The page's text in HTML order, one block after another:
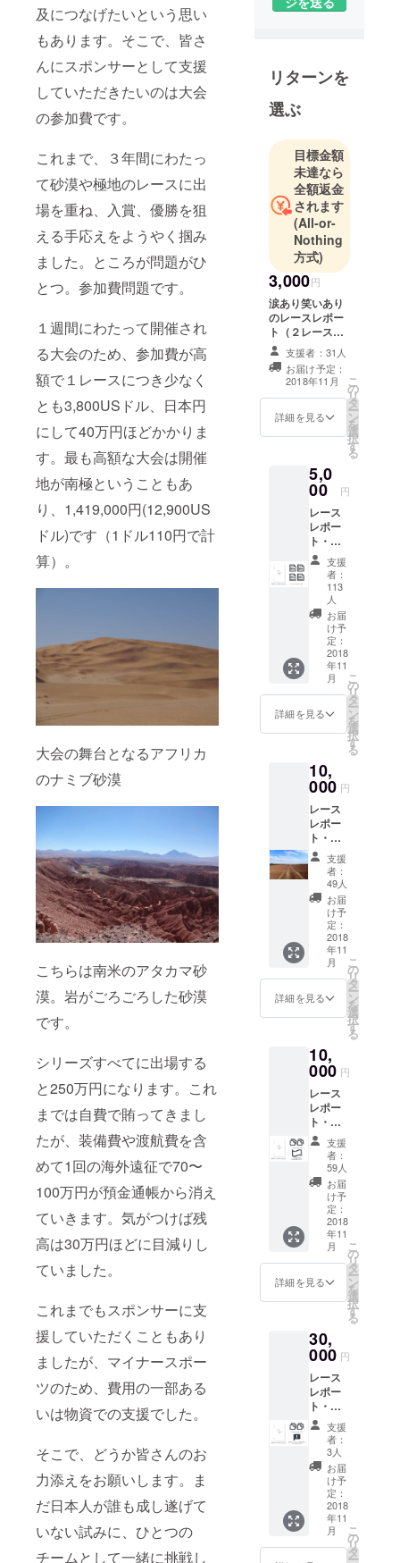
及につなげたいという思い
もあります。そこで、皆さ
んにスポンサーとして支援
していただきたいのは大会
の参加費です。
これまで、３年間にわたっ
て砂漠や極地のレースに出
場を重ね、入賞、優勝を狙
える手応えをようやく掴み
ました。ところが問題がひ
とつ。参加費問題です。
１週間にわたって開催され
る大会のため、参加費が高
額で１レースにつき少なく
とも3,800USドル、日本円
にして40万円ほどかかりま
す。最も高額な大会は開催
地が南極ということもあ
り、1,419,000円(12,900US
ドル)です（1ドル110円で計
算）。
大会の舞台となるアフリカ
のナミブ砂漠
こちらは南米のアタカマ砂
漠。岩がごろごろした砂漠
です。
シリーズすべてに出場する
と250万円になります。これ
までは自費で賄ってきまし
たが、装備費や渡航費を含
めて1回の海外遠征で70〜
100万円が預金通帳から消え
ていきます。気がつけば残
高は30万円ほどに目減りし
ていました。
これまでもスポンサーに支
援していただくこともあり
ましたが、マイナースポー
ツのため、費用の一部ある
いは物資での支援でした。
そこで、どうか皆さんのお
力添えをお願いします。ま
だ日本人が誰も成し遂げて
いない試みに、ひとつの
チームとして一緒に挑戦し
す。福岡の
東のはしに
ある上毛町
で地域おこ
し協力隊と
しても活
動。
アマゾン川
流域で開催
された2014
年のジャン
グルマラソ
ンに出場し
て275kmを
走り３位入
賞。以降、
砂漠や山を
１週間で
250km走る
インに出場
していま
2014 ジャン
グルマラソ
ン ３位
275km）
マクロッシ
ング 27位
250km）
オトレイ
ル ４
位（日本、
250km）
ス
４位（ナ
ミビア、
250km）
16 白山ジ
オトレイ
位（日本、
250km）
ナ・トゥ・
マウナ ３
位（アメリ
オトレイ
ル １
位（日本、
250km）
リターンを
選ぶ
目標金額
未達なら
全額返金
されます
(All-or-
Nothing
方式)
3,000円
涙あり笑いあり
のレースレポー
ト（２レース
分、各レース終
了後１週間程度
でメール配信い
たします）
支援者：31人
お届け予定：
2018年11月
詳細を見る
こ
の
リ
タ
ー
ン
を
選
択
す
る
5,0
00 円
レース
レポー
ト・動
画（４
レース
分、各
レース
終了後
１週間
程度で
メール
配信い
たしま
す） 著
書
た話」
（仮）
支援
者：
113
人
お届
け予
定：
2018
年11
月
詳細を見る
こ
の
リ
タ
ー
ン
を
選
択
す
る
10,
000 円
レース
レポー
ト・動
画（４
レース
分、各
レース
終了後
１週間
程度で
メール
配信い
たしま
す）
レース
の裏側
る報告
会の無
料参加
券（開
催地は
関東、
関西、
九州を
中心と
します
が、支
援者の
住所に
応じて
決定、
交通費
は別
ングル
を走っ
た話」
（仮）
支援
者：
49人
お届
け予
定：
2018
年11
月
詳細を見る
こ
の
リ
タ
ー
ン
を
選
択
す
る
10,
000 円
レース
レポー
ト・動
画（４
レース
分、各
レース
終了後
１週間
程度で
メール
配信い
たしま
す）
ゴール
で掲げ
お名前
を記載
いたし
ます 著
書
「ジャ
ングル
を走っ
た話」
（仮）
支援
者：
59人
お届
け予
定：
2018
年11
月
詳細を見る
こ
の
リ
タ
ー
ン
を
選
択
す
る
30,
000 円
レース
レポー
ト・動
画（４
レース
分、各
レース
終了後
１週間
程度で
メール
配信い
たしま
支援
者：
3人
お届
け予
定：
2018
年11
月
こ
の
リ
タ
ー